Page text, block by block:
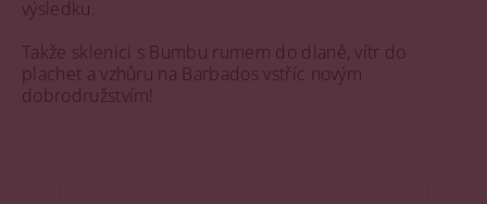
výsledku.
Takže sklenici s Bumbu rumem do dlaně, vítr do
plachet a vzhůru na Barbados vstříc novým
dobrodružstvím!